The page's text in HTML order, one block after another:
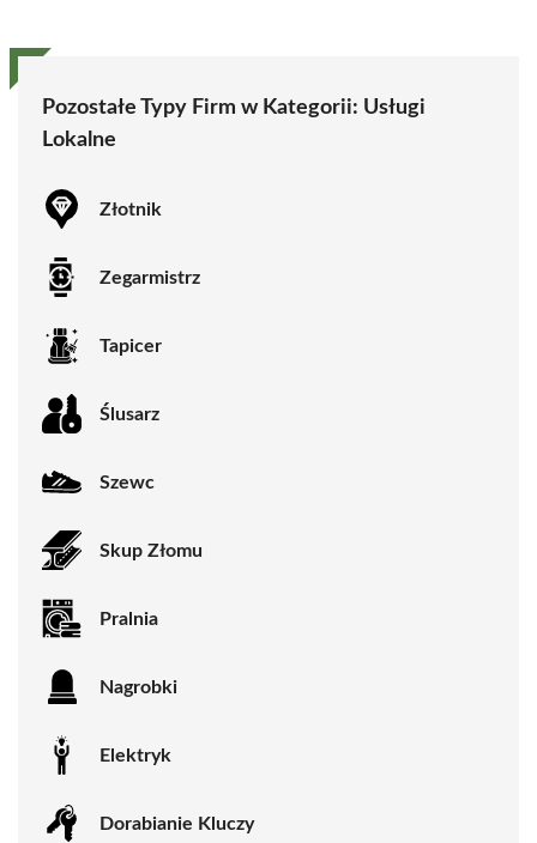
Pozostałe Typy Firm w Kategorii: Usługi
Lokalne
Złotnik
Zegarmistrz
Tapicer
Ślusarz
Szewc
Skup Złomu
Pralnia
Nagrobki
Elektryk
Dorabianie Kluczy